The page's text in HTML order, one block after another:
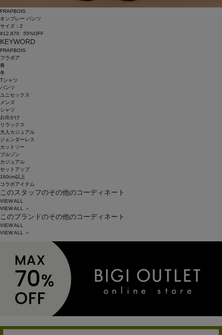
FRAPBOIS
オンブレー パンツ
サイズ：2
¥12,870
55%OFF
KEYWORD
FRAPBOIS
フラボア
春
冬
Tシャツ
パンツ
ユニセックス
メンズ
シャツ
お出かけ
リラックス
大人カジュアル
ジェンダーレス
カットソー
ブルゾン
カジュアル
セットアップ
160cm以上
コラボアイテム
このスタッフのその他のコーディネート
VIEW ALL
VIEW ALL ＞
このブランドのその他のコーディネート
VIEW ALL
VIEW ALL ＞